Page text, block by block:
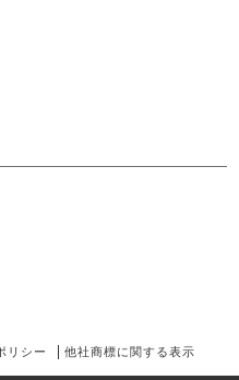
リシー 他社商標に関する表示